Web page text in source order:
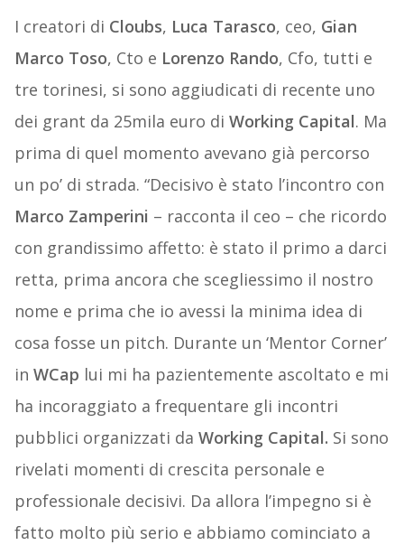
I creatori di Cloubs, Luca Tarasco, ceo, Gian
Marco Toso, Cto e Lorenzo Rando, Cfo, tutti e
tre torinesi, si sono aggiudicati di recente uno
dei grant da 25mila euro di Working Capital. Ma
prima di quel momento avevano già percorso
un po’ di strada. “Decisivo è stato l’incontro con
Marco Zamperini – racconta il ceo – che ricordo
con grandissimo affetto: è stato il primo a darci
retta, prima ancora che scegliessimo il nostro
nome e prima che io avessi la minima idea di
cosa fosse un pitch. Durante un ‘Mentor Corner’
in WCap lui mi ha pazientemente ascoltato e mi
ha incoraggiato a frequentare gli incontri
pubblici organizzati da Working Capital. Si sono
rivelati momenti di crescita personale e
professionale decisivi. Da allora l’impegno si è
fatto molto più serio e abbiamo cominciato a